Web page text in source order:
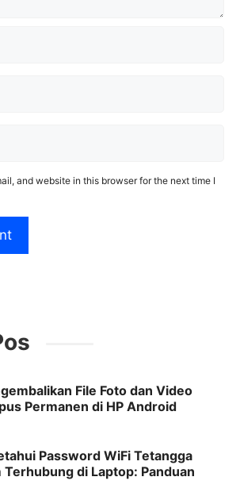
and website in this browser for the next time I
File Foto dan Video
Permanen di HP Android
Password WiFi Tetangga
Terhubung di Laptop: Panduan